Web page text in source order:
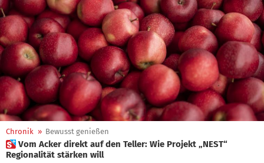
Chronik » Bewusst genießen
 Vom Acker direkt auf den Teller: Wie Projekt „NEST“
Regionalität stärken will